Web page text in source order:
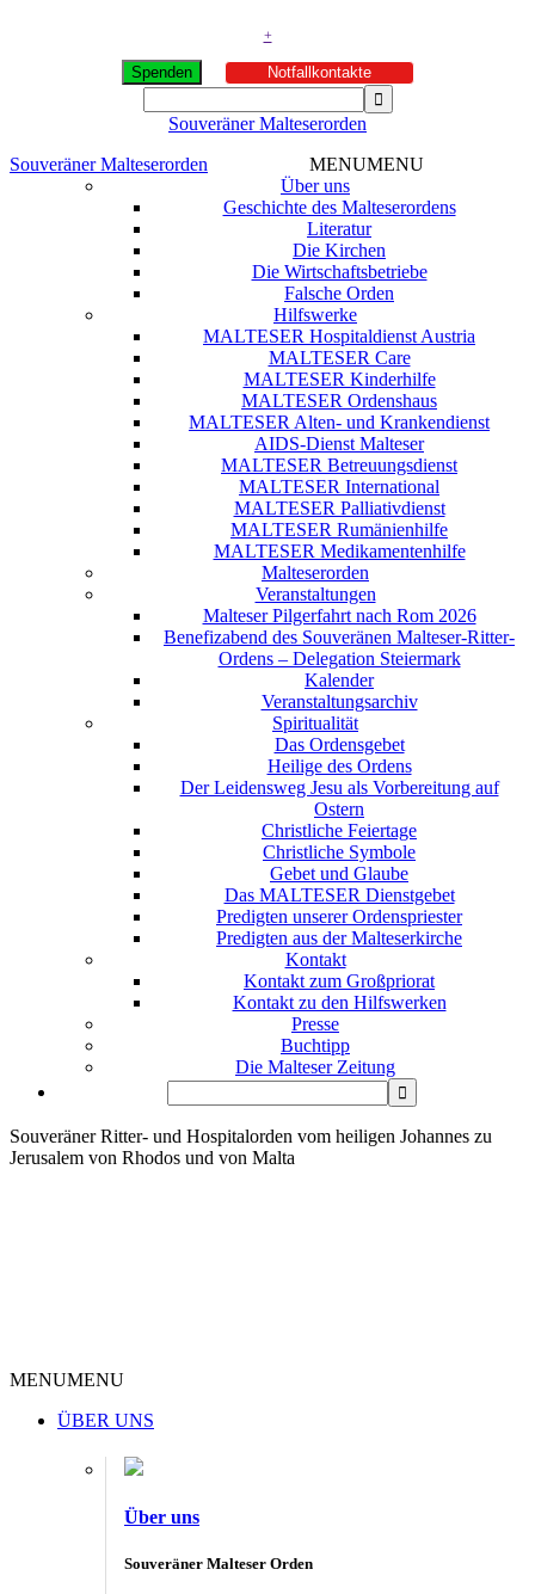
+
Spenden Notfallkontakte
Souveräner Malteserorden
Souveräner Malteserorden
MENUMENU
Über uns
Geschichte des Malteserordens
Literatur
Die Kirchen
Die Wirtschaftsbetriebe
Falsche Orden
Hilfswerke
MALTESER Hospitaldienst Austria
MALTESER Care
MALTESER Kinderhilfe
MALTESER Ordenshaus
MALTESER Alten- und Krankendienst
AIDS-Dienst Malteser
MALTESER Betreuungsdienst
MALTESER International
MALTESER Palliativdienst
MALTESER Rumänienhilfe
MALTESER Medikamentenhilfe
Malteserorden
Veranstaltungen
Malteser Pilgerfahrt nach Rom 2026
Benefizabend des Souveränen Malteser-Ritter-
Ordens – Delegation Steiermark
Kalender
Veranstaltungsarchiv
Spiritualität
Das Ordensgebet
Heilige des Ordens
Der Leidensweg Jesu als Vorbereitung auf
Ostern
Christliche Feiertage
Christliche Symbole
Gebet und Glaube
Das MALTESER Dienstgebet
Predigten unserer Ordenspriester
Predigten aus der Malteserkirche
Kontakt
Kontakt zum Großpriorat
Kontakt zu den Hilfswerken
Presse
Buchtipp
Die Malteser Zeitung
Souveräner Ritter- und Hospitalorden vom heiligen Johannes zu
Jerusalem von Rhodos und von Malta
MENUMENU
ÜBER UNS
Über uns
Souveräner Malteser Orden